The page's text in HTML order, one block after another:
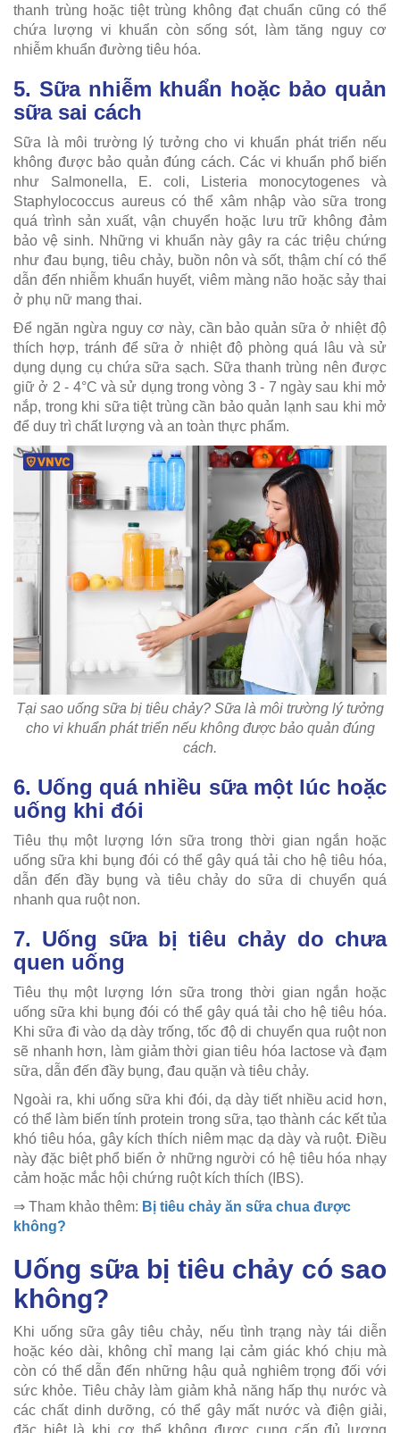
thanh trùng hoặc tiệt trùng không đạt chuẩn cũng có thể
chứa lượng vi khuẩn còn sống sót, làm tăng nguy cơ
nhiễm khuẩn đường tiêu hóa.
5. Sữa nhiễm khuẩn hoặc bảo quản
sữa sai cách
Sữa là môi trường lý tưởng cho vi khuẩn phát triển nếu
không được bảo quản đúng cách. Các vi khuẩn phổ biến
như Salmonella, E. coli, Listeria monocytogenes và
Staphylococcus aureus có thể xâm nhập vào sữa trong
quá trình sản xuất, vận chuyển hoặc lưu trữ không đảm
bảo vệ sinh. Những vi khuẩn này gây ra các triệu chứng
như đau bụng, tiêu chảy, buồn nôn và sốt, thậm chí có thể
dẫn đến nhiễm khuẩn huyết, viêm màng não hoặc sảy thai
ở phụ nữ mang thai.
Để ngăn ngừa nguy cơ này, cần bảo quản sữa ở nhiệt độ
thích hợp, tránh để sữa ở nhiệt độ phòng quá lâu và sử
dụng dụng cụ chứa sữa sạch. Sữa thanh trùng nên được
giữ ở 2 - 4°C và sử dụng trong vòng 3 - 7 ngày sau khi mở
nắp, trong khi sữa tiệt trùng cần bảo quản lạnh sau khi mở
để duy trì chất lượng và an toàn thực phẩm.
Tại sao uống sữa bị tiêu chảy? Sữa là môi trường lý tưởng
cho vi khuẩn phát triển nếu không được bảo quản đúng
cách.
6. Uống quá nhiều sữa một lúc hoặc
uống khi đói
Tiêu thụ một lượng lớn sữa trong thời gian ngắn hoặc
uống sữa khi bụng đói có thể gây quá tải cho hệ tiêu hóa,
dẫn đến đầy bụng và tiêu chảy do sữa di chuyển quá
nhanh qua ruột non.
7. Uống sữa bị tiêu chảy do chưa
quen uống
Tiêu thụ một lượng lớn sữa trong thời gian ngắn hoặc
uống sữa khi bụng đói có thể gây quá tải cho hệ tiêu hóa.
Khi sữa đi vào dạ dày trống, tốc độ di chuyển qua ruột non
sẽ nhanh hơn, làm giảm thời gian tiêu hóa lactose và đạm
sữa, dẫn đến đầy bụng, đau quặn và tiêu chảy.
Ngoài ra, khi uống sữa khi đói, dạ dày tiết nhiều acid hơn,
có thể làm biến tính protein trong sữa, tạo thành các kết tủa
khó tiêu hóa, gây kích thích niêm mạc dạ dày và ruột. Điều
này đặc biệt phổ biến ở những người có hệ tiêu hóa nhạy
cảm hoặc mắc hội chứng ruột kích thích (IBS).
⇒ Tham khảo thêm: Bị tiêu chảy ăn sữa chua được
không?
Uống sữa bị tiêu chảy có sao
không?
Khi uống sữa gây tiêu chảy, nếu tình trạng này tái diễn
hoặc kéo dài, không chỉ mang lại cảm giác khó chịu mà
còn có thể dẫn đến những hậu quả nghiêm trọng đối với
sức khỏe. Tiêu chảy làm giảm khả năng hấp thụ nước và
các chất dinh dưỡng, có thể gây mất nước và điện giải,